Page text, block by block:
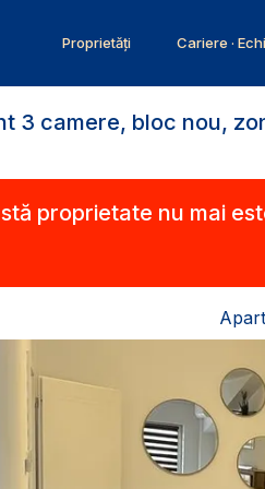
Proprietăți Cariere ·
3 camere, bloc nou,
proprietate nu mai